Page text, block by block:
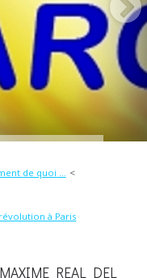
de quoi ...
à Paris
REAL DEL